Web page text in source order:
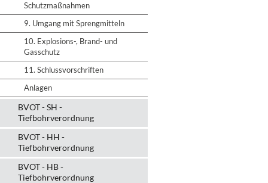
Schutzmaßnahmen
9. Umgang mit Sprengmitteln
10. Explosions-, Brand- und
Gasschutz
11. Schlussvorschriften
Anlagen
BVOT - SH -
Tiefbohrverordnung
BVOT - HH -
Tiefbohrverordnung
BVOT - HB -
Tiefbohrverordnung